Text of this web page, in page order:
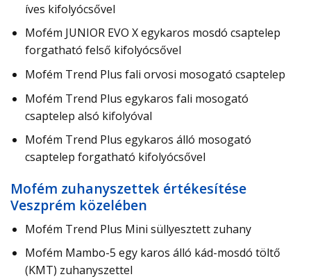
íves kifolyócsővel
Mofém JUNIOR EVO X egykaros mosdó csaptelep
forgatható felső kifolyócsővel
Mofém Trend Plus fali orvosi mosogató csaptelep
Mofém Trend Plus egykaros fali mosogató
csaptelep alsó kifolyóval
Mofém Trend Plus egykaros álló mosogató
csaptelep forgatható kifolyócsővel
Mofém zuhanyszettek értékesítése
Veszprém közelében
Mofém Trend Plus Mini süllyesztett zuhany
Mofém Mambo-5 egy karos álló kád-mosdó töltő
(KMT) zuhanyszettel